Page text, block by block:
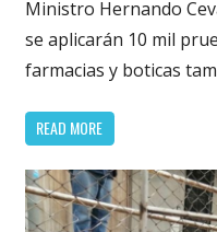
Ministro Hernando
se aplicarán 10 mil
farmacias y boticas
READ MORE